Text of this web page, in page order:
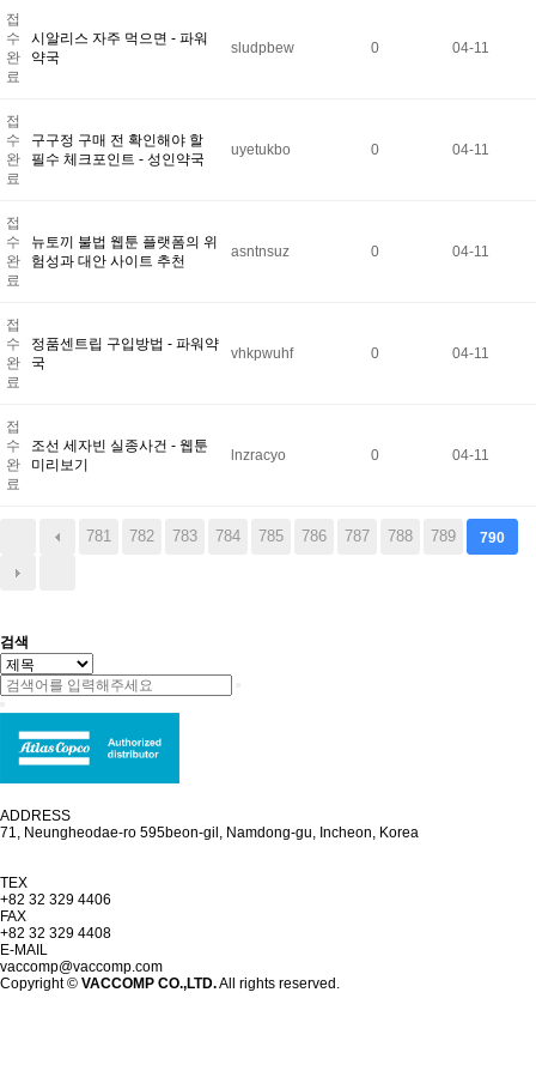
접
수
완
료
시알리스 자주 먹으면 - 파워
약국
sludpbew 0 04-11
접
수
완
료
구구정 구매 전 확인해야 할
필수 체크포인트 - 성인약국
uyetukbo 0 04-11
접
수
완
료
뉴토끼 불법 웹툰 플랫폼의 위
험성과 대안 사이트 추천
asntnsuz 0 04-11
접
수
완
료
정품센트립 구입방법 - 파워약
국
vhkpwuhf 0 04-11
접
수
완
료
조선 세자빈 실종사건 - 웹툰
미리보기
lnzracyo 0 04-11
781 782 783 784 785 786 787 788 789 790
검색
ADDRESS
71, Neungheodae-ro 595beon-gil, Namdong-gu, Incheon, Korea
TEX
+82 32 329 4406
FAX
+82 32 329 4408
E-MAIL
vaccomp@vaccomp.com
Copyright © VACCOMP CO.,LTD.All rights reserved.